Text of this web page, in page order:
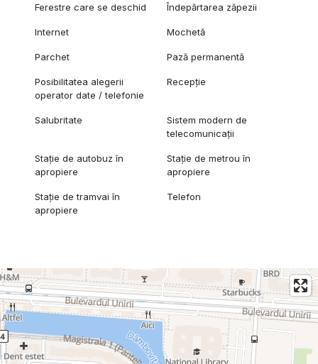
Ferestre care se deschid Îndepărtarea zăpezii
Internet Mochetă
Parchet Pază permanentă
Posibilitatea alegerii
operator date / telefonie
Recepție
Salubritate
Sistem modern de
telecomunicații
Stație de autobuz în
apropiere
Stație de metrou în
apropiere
Stație de tramvai în
apropiere
Telefon